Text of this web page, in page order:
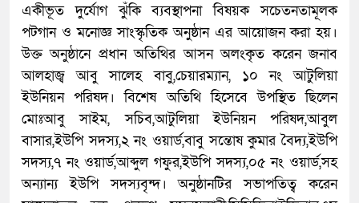
একীভূত দুর্যোগ ঝুঁকি ব্যবস্থাপনা বিষয়ক সচেতনতামূলক
পটগান ও মনোজ্ঞ সাংস্কৃতিক অনুষ্ঠান এর আয়োজন করা হয়।
উক্ত অনুষ্ঠানে প্রধান অতিথির আসন অলংকৃত করেন জনাব
আলহাজ্ব আবু সালেহ বাবু,চেয়ারম্যান, ১০ নং আটুলিয়া
ইউনিয়ন পরিষদ। বিশেষ অতিথি হিসেবে উপস্থিত ছিলেন
মোঃআবু সাইম, সচিব,আটুলিয়া ইউনিয়ন পরিষদ,আবুল
বাসার,ইউপি সদস্য,২ নং ওয়ার্ড,বাবু সন্তোষ কুমার বৈদ্য,ইউপি
সদস্য,৭ নং ওয়ার্ড,আব্দুল গফুর,ইউপি সদস্য,০৫ নং ওয়ার্ড,সহ
অন্যান্য ইউপি সদস্যবৃন্দ। অনুষ্ঠানটির সভাপতিত্ব করেন